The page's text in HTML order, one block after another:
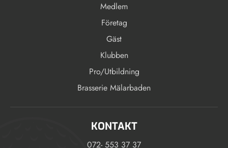
Medlem
Företag
Gäst
Klubben
Pro/Utbildning
Brasserie Mälarbaden
KONTAKT
072- 553 37 37